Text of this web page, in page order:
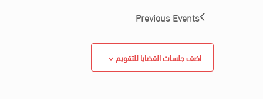
PreviousEvents
اضف جلسات القضايا للتقويم